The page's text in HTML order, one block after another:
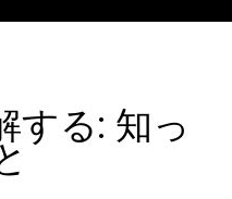
する: 知っ